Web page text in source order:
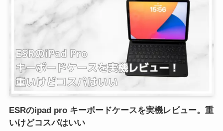
ESRのipad pro キーボードケースを実機レビュー。重
いけどコスパはいい